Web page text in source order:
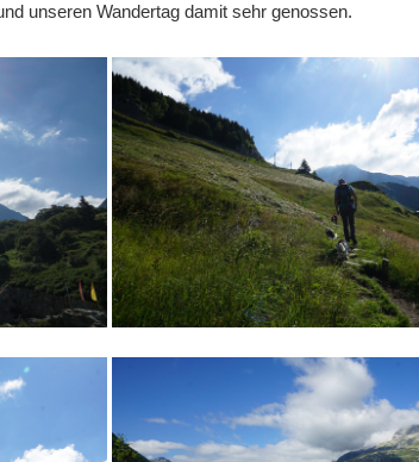
unseren Wandertag damit sehr genossen.